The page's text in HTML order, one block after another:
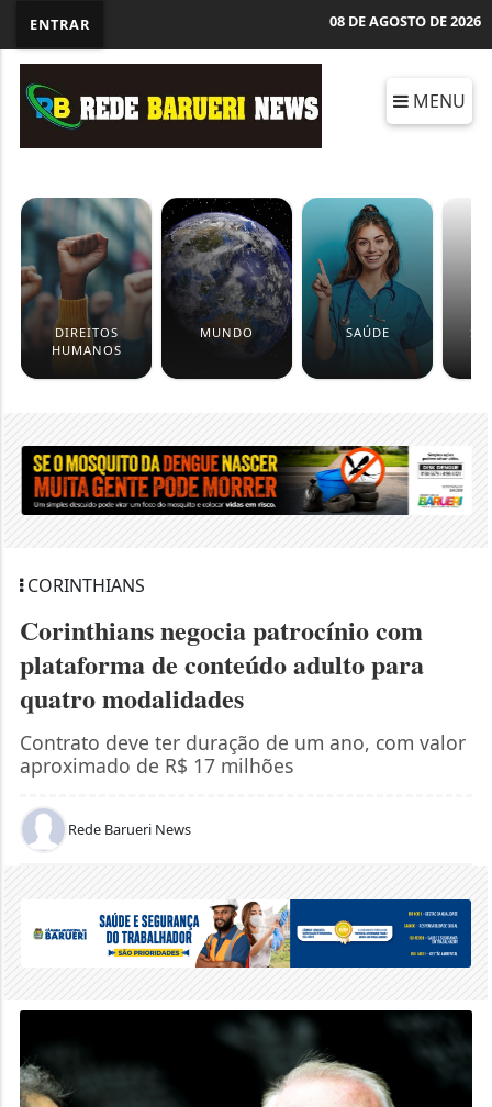
ENTRAR 08 DE AGOSTO DE 2026
MENU
DIREITOS
HUMANOS
MUNDO SAÚDE
CORINTHIANS
Corinthians negocia patrocínio com
plataforma de conteúdo adulto para
quatro modalidades
Contrato deve ter duração de um ano, com valor
aproximado de R$ 17 milhões
Rede Barueri News